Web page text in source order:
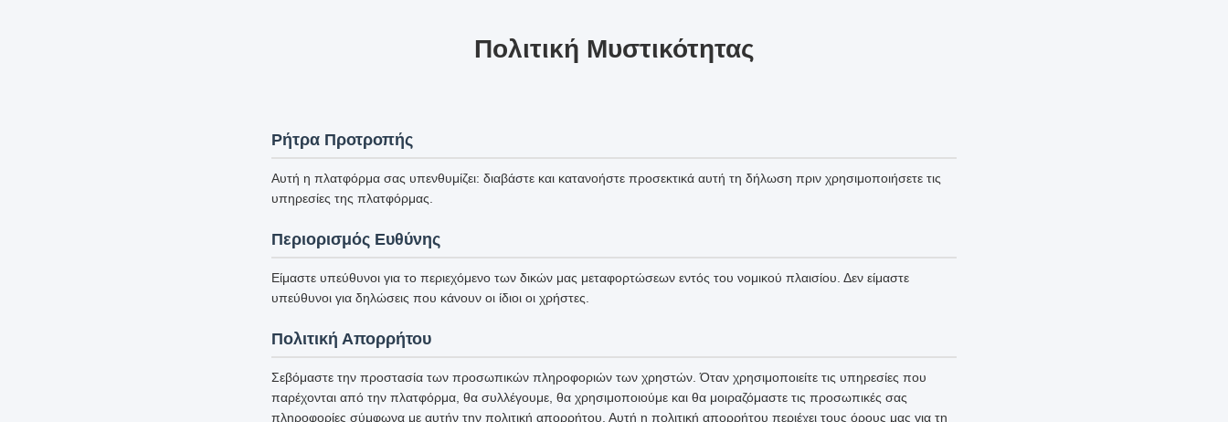
Πολιτική Μυστικότητας
Ρήτρα Προτροπής
Αυτή η πλατφόρμα σας υπενθυμίζει: διαβάστε και κατανοήστε προσεκτικά αυτή τη δήλωση πριν χρησιμοποιήσετε τις
υπηρεσίες της πλατφόρμας.
Περιορισμός Ευθύνης
Είμαστε υπεύθυνοι για το περιεχόμενο των δικών μας μεταφορτώσεων εντός του νομικού πλαισίου. Δεν είμαστε
υπεύθυνοι για δηλώσεις που κάνουν οι ίδιοι οι χρήστες.
Πολιτική Απορρήτου
Σεβόμαστε την προστασία των προσωπικών πληροφοριών των χρηστών. Όταν χρησιμοποιείτε τις υπηρεσίες που
παρέχονται από την πλατφόρμα, θα συλλέγουμε, θα χρησιμοποιούμε και θα μοιραζόμαστε τις προσωπικές σας
πληροφορίες σύμφωνα με αυτήν την πολιτική απορρήτου. Αυτή η πολιτική απορρήτου περιέχει τους όρους μας για τη